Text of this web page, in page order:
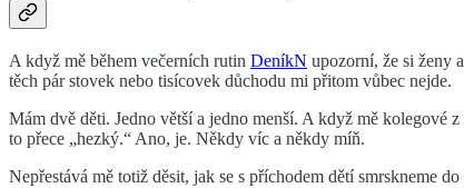
A když mě během večerních rutin DeníkN upozorní, že si ženy
těch pár stovek nebo tisícovek důchodu mi přitom vůbec nejde.
Mám dvě děti. Jedno větší a jedno menší. A když mě
to přece „hezký.“ Ano, je. Někdy víc a někdy míň.
Nepřestává mě totiž děsit, jak se s příchodem dětí smrskneme